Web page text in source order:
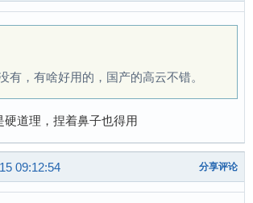
有，有啥好用的，国产的高云不错。
硬道理，捏着鼻子也得用
09:12:54 分享评论